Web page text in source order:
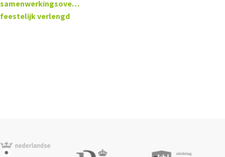
samenwerkingsovereenkomst
feestelijk verlengd